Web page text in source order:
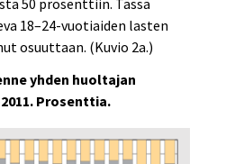
18–24-vuotiaiden lasten
osuuttaan. (Kuvio 2a.)
yhden huoltajan
Prosenttia.